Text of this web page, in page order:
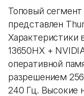
Топовый
представлен
Характеристики
13650HX +
оперативной
разрешением
240 Гц. Высокие